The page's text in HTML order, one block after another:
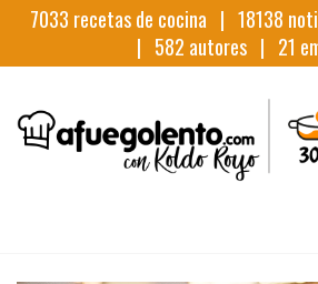
7033 recetas de cocina | 18138
| 582 autores | 21